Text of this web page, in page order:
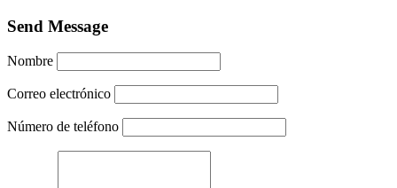
Send Message
Nombre
Correo electrónico
Número de teléfono